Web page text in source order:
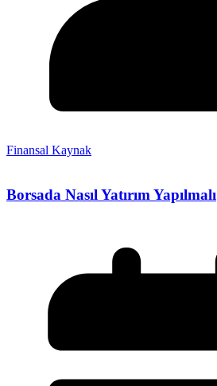
Finansal Kaynak
Borsada Nasıl Yatırım Yapılmalı